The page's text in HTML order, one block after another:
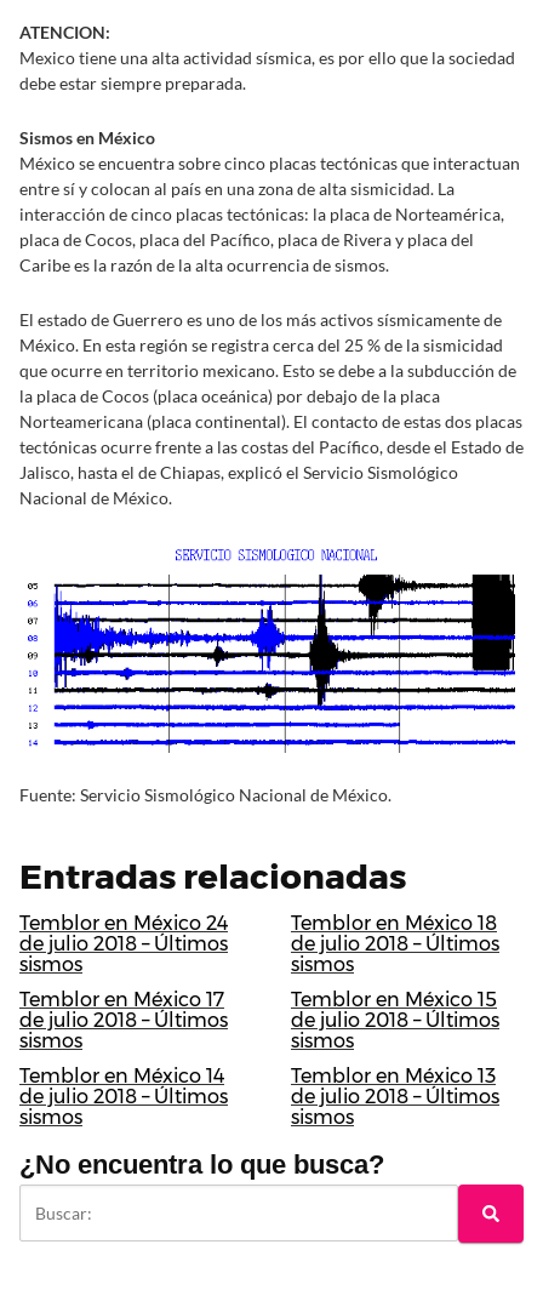
ATENCION:
Mexico tiene una alta actividad sísmica, es por ello que la sociedad
debe estar siempre preparada.
Sismos en México
México se encuentra sobre cinco placas tectónicas que interactuan
entre sí y colocan al país en una zona de alta sismicidad. La
interacción de cinco placas tectónicas: la placa de Norteamérica,
placa de Cocos, placa del Pacífico, placa de Rivera y placa del
Caribe es la razón de la alta ocurrencia de sismos.
El estado de Guerrero es uno de los más activos sísmicamente de
México. En esta región se registra cerca del 25 % de la sismicidad
que ocurre en territorio mexicano. Esto se debe a la subducción de
la placa de Cocos (placa oceánica) por debajo de la placa
Norteamericana (placa continental). El contacto de estas dos placas
tectónicas ocurre frente a las costas del Pacífico, desde el Estado de
Jalisco, hasta el de Chiapas, explicó el Servicio Sismológico
Nacional de México.
Fuente: Servicio Sismológico Nacional de México.
Entradas relacionadas
Temblor en México 24
de julio 2018 – Últimos
sismos
Temblor en México 18
de julio 2018 – Últimos
sismos
Temblor en México 17
de julio 2018 – Últimos
sismos
Temblor en México 15
de julio 2018 – Últimos
sismos
Temblor en México 14
de julio 2018 – Últimos
sismos
Temblor en México 13
de julio 2018 – Últimos
sismos
¿No encuentra lo que busca?